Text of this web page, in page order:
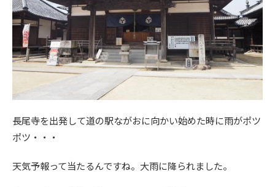
長尾寺を出発して道の駅ながおに向かい始めた時に雨がポツ
ポツ・・・
天気予報って当たるんですね。大雨に降られました。